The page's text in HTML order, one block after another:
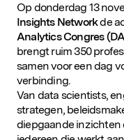
Op donderdag 13
Insights Networkde
Analytics Congres
brengt ruim 350
samen voor een dag
verbinding.
Van data scientists,
strategen,
diepgaande